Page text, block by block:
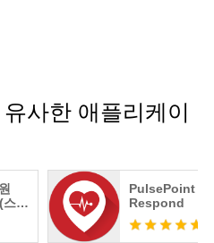
사한 애플리케이
마
PulsePoint
Respond